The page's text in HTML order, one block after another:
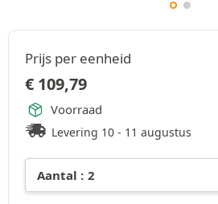
Prijs per eenheid
€ 109,79
Voorraad
Levering 10 - 11 augustus